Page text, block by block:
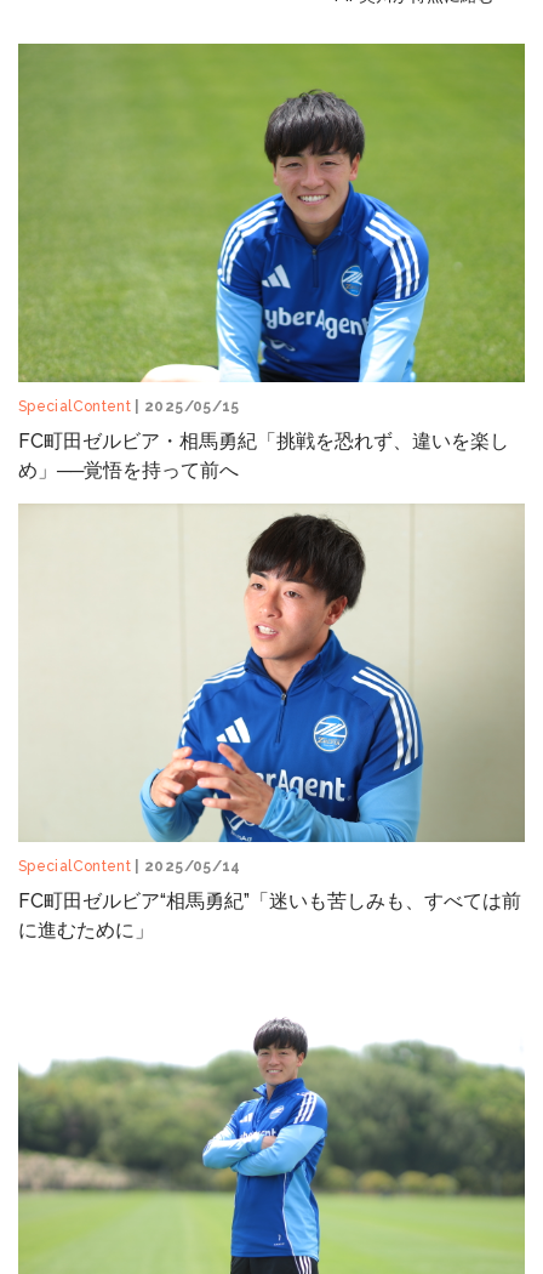
SpecialContent | 2025/05/15
FC町田ゼルビア・相馬勇紀「挑戦を恐れず、違いを楽し
め」──覚悟を持って前へ
SpecialContent | 2025/05/14
FC町田ゼルビア“相馬勇紀”「迷いも苦しみも、すべては前
に進むために」